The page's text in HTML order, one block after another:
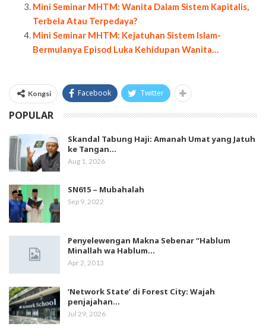
Mini Seminar MHTM: Wanita Dalam Sistem Kapitalis,
Terbela Atau Terpedaya?
Mini Seminar MHTM: Kejatuhan Sistem Islam-
Bermulanya Episod Luka Kehidupan Wanita…
Kongsi Facebook Twitter
POPULAR
Skandal Tabung Haji: Amanah Umat yang Jatuh
ke Tangan…
Aug 1, 2026
SN615 – Mubahalah
Sep 9, 2022
Penyelewengan Makna Sebenar “Hablum
Minallah wa Hablum…
Apr 2, 2013
‘Network State’ di Forest City: Wajah
penjajahan…
Jul 29, 2026